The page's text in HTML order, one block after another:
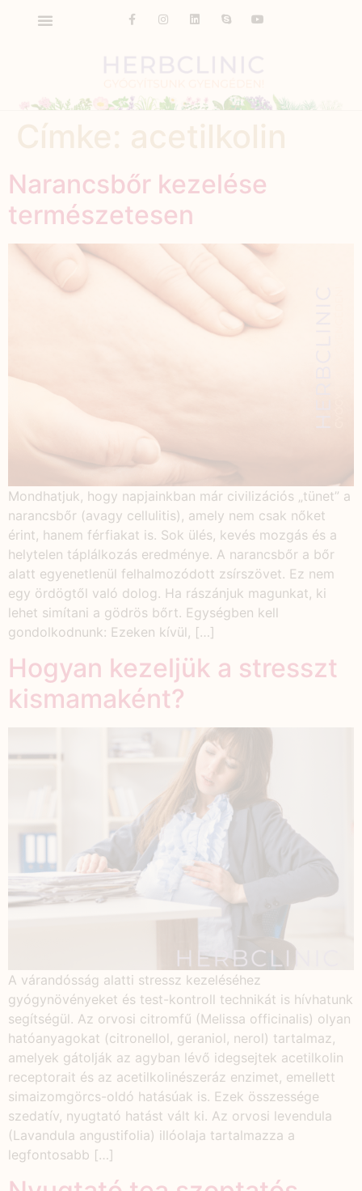
Narancsbőr kezelése
természetesen
Mondhatjuk, hogy napjainkban már civilizációs „tünet” a
narancsbőr (avagy cellulitis), amely nem csak nőket
érint, hanem férfiakat is. Sok ülés, kevés mozgás és a
helytelen táplálkozás eredménye. A narancsbőr a bőr
alatt egyenetlenül felhalmozódott zsírszövet. Ez nem
egy ördögtől való dolog. Ha rászánjuk magunkat, ki
lehet simítani a gödrös bőrt. Egységben kell
gondolkodnunk: Ezeken kívül, […]
Hogyan kezeljük a stresszt
kismamaként?
A várandósság alatti stressz kezeléséhez
gyógynövényeket és test-kontroll technikát is hívhatunk
segítségül. Az orvosi citromfű (Melissa officinalis) olyan
hatóanyagokat (citronellol, geraniol, nerol) tartalmaz,
amelyek gátolják az agyban lévő idegsejtek acetilkolin
receptorait és az acetilkolinészeráz enzimet, emellett
simaizomgörcs-oldó hatásúak is. Ezek összessége
szedatív, nyugtató hatást vált ki. Az orvosi levendula
(Lavandula angustifolia) illóolaja tartalmazza a
legfontosabb […]